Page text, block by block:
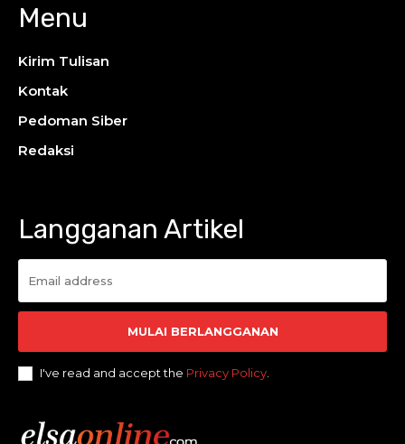
Langganan Artikel
MULAI BERLANGGANAN
I've read and accept the Privacy Policy
Menu
Kirim Tulisan
Kontak
Pedoman Siber
Redaksi